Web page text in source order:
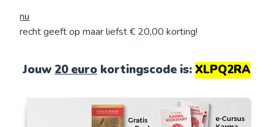
nu
recht geeft op maar liefst € 20,00 korting!
Jouw20 euro kortingscode is:XLPQ2RA